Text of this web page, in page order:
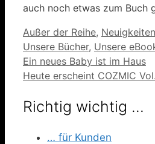
auch noch etwas zum Buch
Kategorien
Außer der Reihe, Neuigkeiten
Unsere Bücher, Unsere
Ein neues Baby ist im Haus
Heute erscheint COZMIC
Richtig wichtig …
… für Kunden